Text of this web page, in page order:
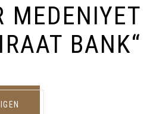
MEDENIYET
BANK“